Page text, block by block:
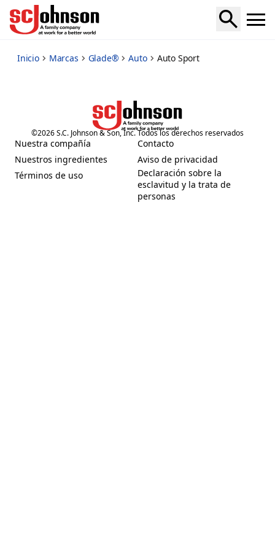
Inicio Marcas Glade® Auto Auto Sport
©2026S.C. Johnson & Son, Inc. Todos los derechos reservados
Nuestra compañía
(Opens in a new tab)
Nuestros ingredientes
(Opens in a new tab)
Términos de uso
(Opens in a new tab)
Contacto
(Opens in a new tab)
Aviso de privacidad
(Opens in a new tab)
Declaración sobre la
esclavitud y la trata de
personas
(Opens in a new tab)